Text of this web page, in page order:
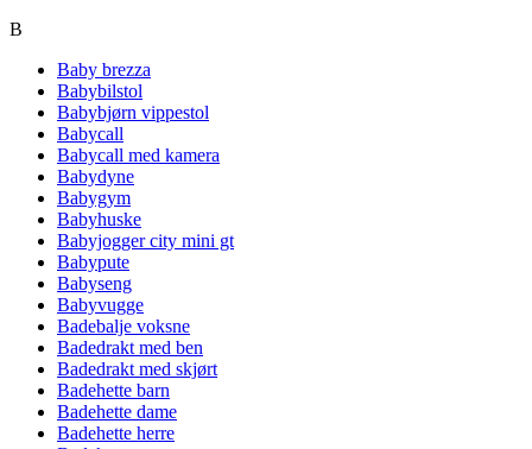
B
Baby brezza
Babybilstol
Babybjørn vippestol
Babycall
Babycall med kamera
Babydyne
Babygym
Babyhuske
Babyjogger city mini gt
Babypute
Babyseng
Babyvugge
Badebalje voksne
Badedrakt med ben
Badedrakt med skjørt
Badehette barn
Badehette dame
Badehette herre